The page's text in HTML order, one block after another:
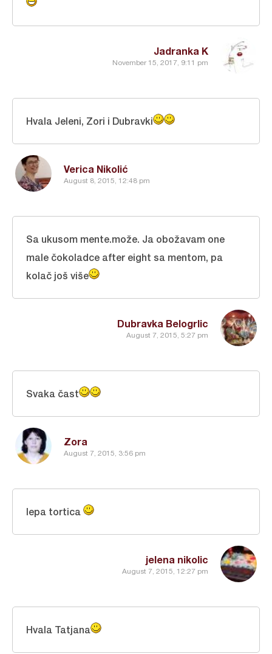
Jadranka K
November 15, 2017, 9:11 pm
Verica Nikolić
August 8, 2015, 12:48 pm
Hvala Jeleni, Zori i Dubravki
Dubravka Belogrlic
August 7, 2015, 5:27 pm
Sa ukusom mente.može. Ja obožavam one
male čokoladce after eight sa mentom, pa
kolač još više
Zora
August 7, 2015, 3:56 pm
Svaka čast
jelena nikolic
August 7, 2015, 12:27 pm
lepa tortica
Hvala Tatjana